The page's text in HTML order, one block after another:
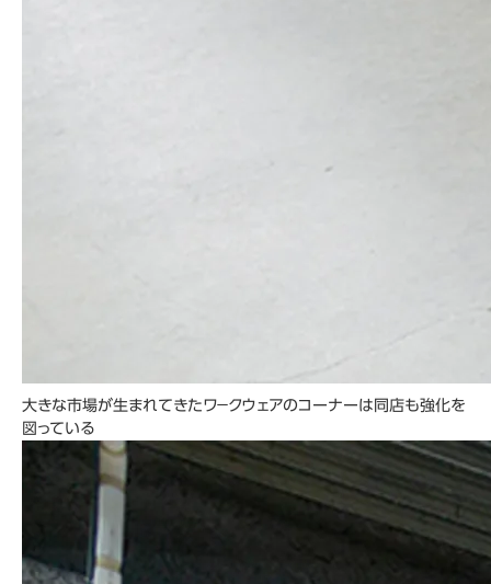
大きな市場が生まれてきたワ－クウェアのコーナーは同店も強化を
図っている